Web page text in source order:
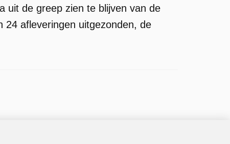
uit de greep zien te blijven van de
24 afleveringen uitgezonden, de